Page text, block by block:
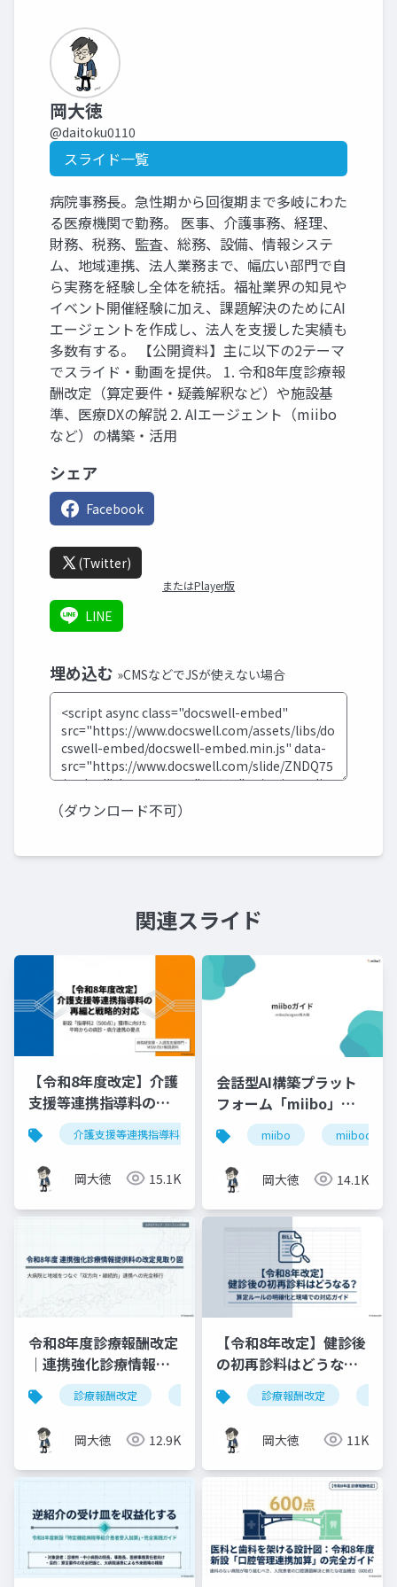
岡大徳
@daitoku0110
スライド一覧
病院事務長。急性期から回復期まで多岐にわた
る医療機関で勤務。 医事、介護事務、経理、
財務、税務、監査、総務、設備、情報システ
ム、地域連携、法人業務まで、幅広い部門で自
ら実務を経験し全体を統括。福祉業界の知見や
イベント開催経験に加え、課題解決のためにAI
エージェントを作成し、法人を支援した実績も
多数有する。 【公開資料】主に以下の2テーマ
でスライド・動画を提供。 1. 令和8年度診療報
酬改定（算定要件・疑義解釈など）や施設基
準、医療DXの解説 2. AIエージェント（miibo
など）の構築・活用
シェア
Facebook
(Twitter)
またはPlayer版
LINE
埋め込む »CMSなどでJSが使えない場合
（ダウンロード不可）
関連スライド
【令和8年度改定】介護
支援等連携指導料の再
編と戦略的対応｜指導
料2（500点）の要件整
理
介護支援等連携指導料 令和8年度診療報酬改定
岡大徳 15.1K
会話型AI構築プラット
フォーム「miibo」ガ
イド
miibo
岡大徳 14.1K
令和8年度診療報酬改定
｜連携強化診療情報提
供料の見直しを図解で
解説
診療報酬改定 連携強化診療情報提供料 令和8年度
岡大徳 12.9K
【令和8年改定】健診後
の初再診料はどうな
る？算定ルールの明確
化と現場での対応ガイ
ド
診療報酬改定
岡大徳 11K